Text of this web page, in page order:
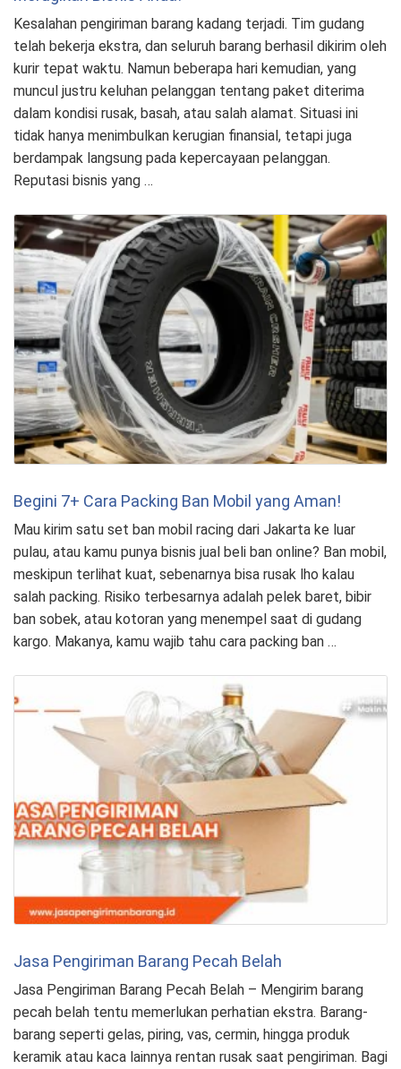
Kesalahan pengiriman barang kadang terjadi. Tim gudang
telah bekerja ekstra, dan seluruh barang berhasil dikirim oleh
kurir tepat waktu. Namun beberapa hari kemudian, yang
muncul justru keluhan pelanggan tentang paket diterima
dalam kondisi rusak, basah, atau salah alamat. Situasi ini
tidak hanya menimbulkan kerugian finansial, tetapi juga
berdampak langsung pada kepercayaan pelanggan.
Reputasi bisnis yang …
Begini 7+ Cara Packing Ban Mobil yang Aman!
Mau kirim satu set ban mobil racing dari Jakarta ke luar
pulau, atau kamu punya bisnis jual beli ban online? Ban mobil,
meskipun terlihat kuat, sebenarnya bisa rusak lho kalau
salah packing. Risiko terbesarnya adalah pelek baret, bibir
ban sobek, atau kotoran yang menempel saat di gudang
kargo. Makanya, kamu wajib tahu cara packing ban …
Jasa Pengiriman Barang Pecah Belah
Jasa Pengiriman Barang Pecah Belah – Mengirim barang
pecah belah tentu memerlukan perhatian ekstra. Barang-
barang seperti gelas, piring, vas, cermin, hingga produk
keramik atau kaca lainnya rentan rusak saat pengiriman. Bagi